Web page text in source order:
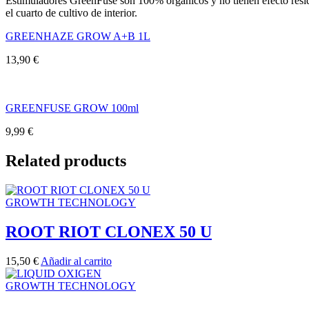
el cuarto de cultivo de interior.
GREENHAZE GROW A+B 1L
13,90 €
GREENFUSE GROW 100ml
9,99 €
Related products
GROWTH TECHNOLOGY
ROOT RIOT CLONEX 50 U
15,50 € Añadir al carrito
GROWTH TECHNOLOGY